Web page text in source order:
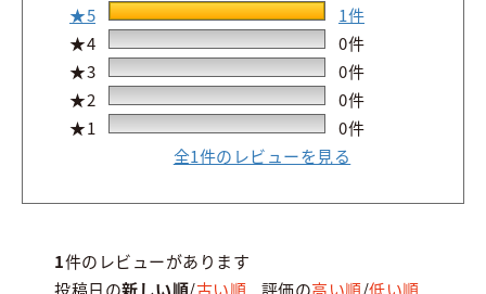
★5
1件
★4
0件
★3
0件
★2
0件
★1
0件
全1件のレビューを見る
1件のレビューがあります
投稿日の新しい順/古い順 評価の高い順/低い順